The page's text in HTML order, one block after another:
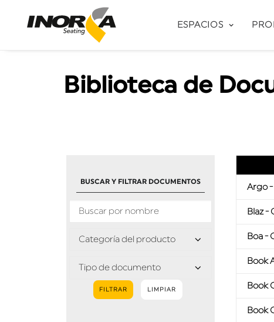
ESPACIOS
Biblioteca de
BUSCAR Y FILTRAR DOCUMENTOS
FILTRAR LIMPIAR
Argo
Blaz -
Boa -
Book
Book
Book